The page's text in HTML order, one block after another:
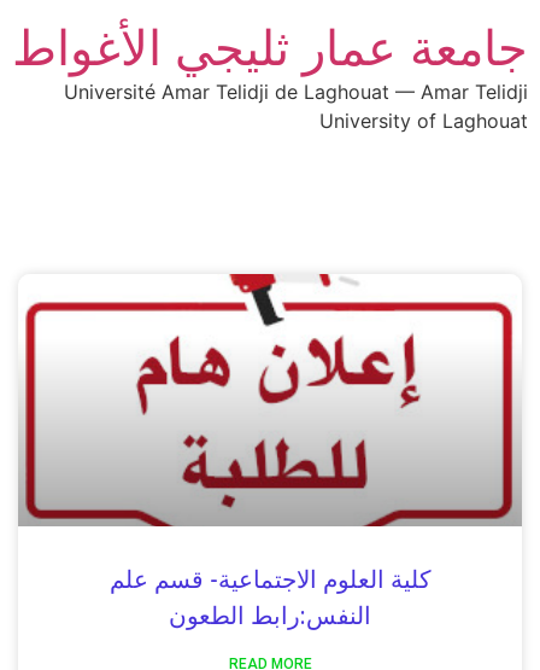
جامعة عمار ثليجي الأغواط
Université Amar Telidji de Laghouat — Amar Telidji
University of Laghouat
كلية العلوم الاجتماعية- قسم علم
النفس:رابط الطعون
READ MORE